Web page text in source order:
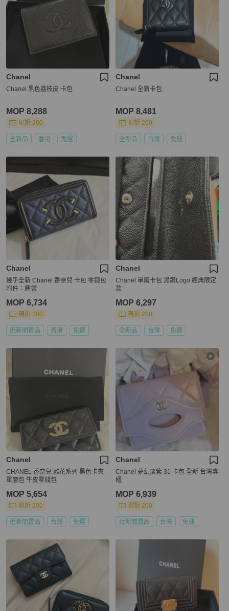
Chanel
Chanel 黑色荔枝皮 卡包
MOP 8,288
現折 200
全新品 香港 免運
Chanel
Chanel 全新卡包
MOP 8,481
現折 200
全新品 台灣 免運
Chanel
幾乎全新 Chanel 香奈兒 卡包 零錢包
附件：塵袋
MOP 6,734
現折 200
近新閒置品 香港 免運
Chanel
Chanel 單層卡包 黑鑽Logo 經典限定
款
MOP 6,297
現折 200
全新品 台灣 免運
Chanel
CHANEL 香奈兒 雕花系列 黑色卡夾
單層包 牛皮零錢包
MOP 5,654
現折 200
近新閒置品 台灣 免運
Chanel
Chanel 夢幻淡紫 31 卡包 全新 台灣專
櫃
MOP 6,939
現折 200
近新閒置品 台灣 免運